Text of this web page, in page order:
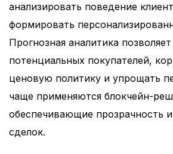
анализировать поведение
формировать
Прогнозная аналитика
потенциальных покупателей,
ценовую политику и упрощать
чаще применяются блокчейн-
обеспечивающие прозрачность и
сделок.